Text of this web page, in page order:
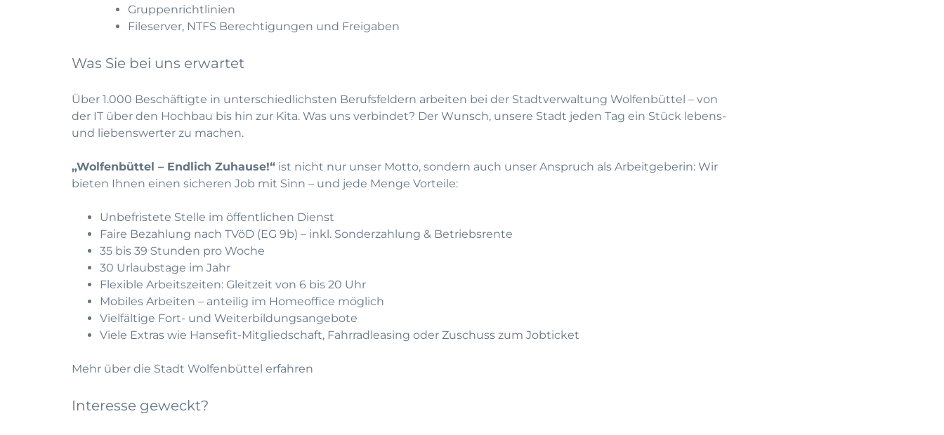
Gruppenrichtlinien
Fileserver, NTFS Berechtigungen und Freigaben
Was Sie bei uns erwartet
Über 1.000 Beschäftigte in unterschiedlichsten Berufsfeldern arbeiten bei der Stadtverwaltung Wolfenbüttel – von
der IT über den Hochbau bis hin zur Kita. Was uns verbindet? Der Wunsch, unsere Stadt jeden Tag ein Stück lebens-
und liebenswerter zu machen.
„Wolfenbüttel – Endlich Zuhause!“ ist nicht nur unser Motto, sondern auch unser Anspruch als Arbeitgeberin: Wir
bieten Ihnen einen sicheren Job mit Sinn – und jede Menge Vorteile:
Unbefristete Stelle im öffentlichen Dienst
Faire Bezahlung nach TVöD (EG 9b) – inkl. Sonderzahlung & Betriebsrente
35 bis 39 Stunden pro Woche
30 Urlaubstage im Jahr
Flexible Arbeitszeiten: Gleitzeit von 6 bis 20 Uhr
Mobiles Arbeiten – anteilig im Homeoffice möglich
Vielfältige Fort- und Weiterbildungsangebote
Viele Extras wie Hansefit-Mitgliedschaft, Fahrradleasing oder Zuschuss zum Jobticket
Mehr über die Stadt Wolfenbüttel erfahren
Interesse geweckt?